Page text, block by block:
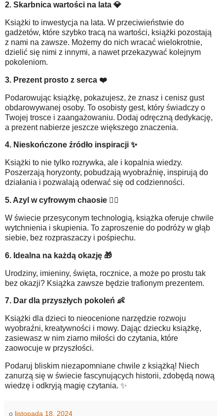
2. Skarbnica wartości na lata 💎
Książki to inwestycja na lata. W przeciwieństwie do
gadżetów, które szybko tracą na wartości, książki pozostają
z nami na zawsze. Możemy do nich wracać wielokrotnie,
dzielić się nimi z innymi, a nawet przekazywać kolejnym
pokoleniom.
3. Prezent prosto z serca ❤️
Podarowując książkę, pokazujesz, że znasz i cenisz gust
obdarowywanej osoby. To osobisty gest, który świadczy o
Twojej trosce i zaangażowaniu. Dodaj odręczną dedykację,
a prezent nabierze jeszcze większego znaczenia.
4. Nieskończone źródło inspiracji ✨
Książki to nie tylko rozrywka, ale i kopalnia wiedzy.
Poszerzają horyzonty, pobudzają wyobraźnię, inspirują do
działania i pozwalają oderwać się od codzienności.
5. Azyl w cyfrowym chaosie 🧘‍♀️
W świecie przesyconym technologią, książka oferuje chwile
wytchnienia i skupienia. To zaproszenie do podróży w głąb
siebie, bez rozpraszaczy i pośpiechu.
6. Idealna na każdą okazję 🎁
Urodziny, imieniny, święta, rocznice, a może po prostu tak
bez okazji? Książka zawsze będzie trafionym prezentem.
7. Dar dla przyszłych pokoleń 👶
Książki dla dzieci to nieocenione narzędzie rozwoju
wyobraźni, kreatywności i mowy. Dając dziecku książkę,
zasiewasz w nim ziarno miłości do czytania, które
zaowocuje w przyszłości.
Podaruj bliskim niezapomniane chwile z książką! Niech
zanurzą się w świecie fascynujących historii, zdobędą nową
wiedzę i odkryją magię czytania. ✨
o listopada 18, 2024